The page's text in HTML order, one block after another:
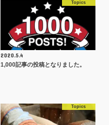
Topics
2020.5.4
1,000記事の投稿となりました。
Topics